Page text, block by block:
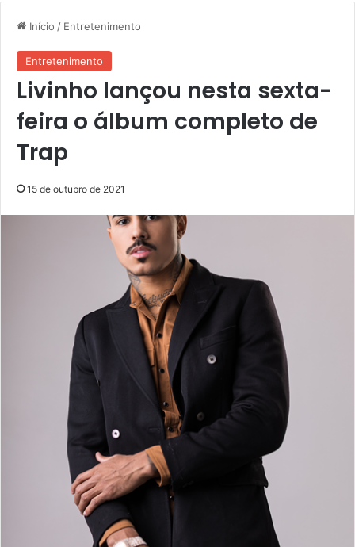
Início / Entretenimento
Entretenimento
Livinho lançou nesta sexta-
feira o álbum completo de
Trap
15 de outubro de 2021